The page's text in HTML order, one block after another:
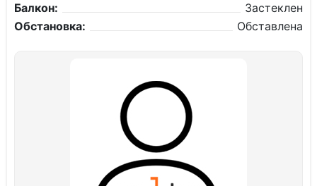
Балкон:
Застеклен
Обстановка:
Обставлена